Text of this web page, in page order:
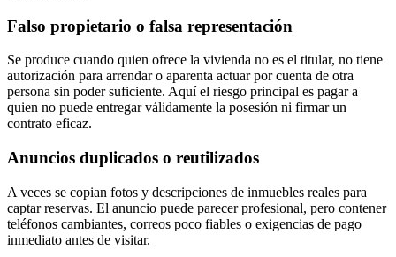
Falso propietario o falsa representación
Se produce cuando quien ofrece la vivienda no es el titular, no tiene
autorización para arrendar o aparenta actuar por cuenta de otra
persona sin poder suficiente. Aquí el riesgo principal es pagar a
quien no puede entregar válidamente la posesión ni firmar un
contrato eficaz.
Anuncios duplicados o reutilizados
A veces se copian fotos y descripciones de inmuebles reales para
captar reservas. El anuncio puede parecer profesional, pero contener
teléfonos cambiantes, correos poco fiables o exigencias de pago
inmediato antes de visitar.